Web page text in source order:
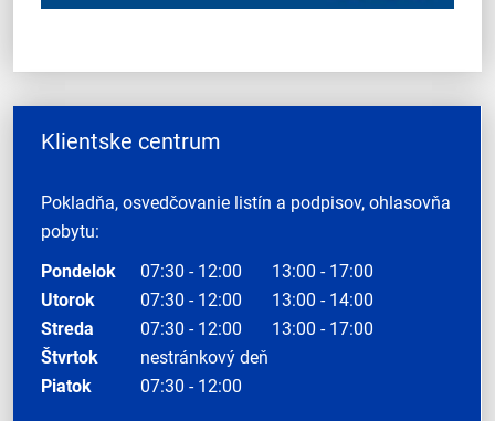
Klientske centrum
Pokladňa, osvedčovanie listín a podpisov, ohlasovňa
pobytu:
Pondelok
07:30 - 12:00
13:00 - 17:00
Utorok
07:30 - 12:00
13:00 - 14:00
Streda
07:30 - 12:00
13:00 - 17:00
Štvrtok
nestránkový deň
Piatok
07:30 - 12:00